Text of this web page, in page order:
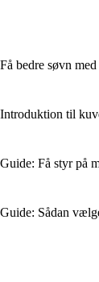
Få bedre søvn
Introduktion til
Guide: Få styr på
Guide: Sådan